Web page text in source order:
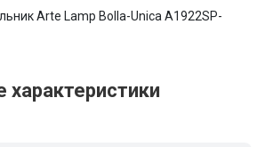
Arte Lamp Bolla-Unica A1922SP-
характеристики